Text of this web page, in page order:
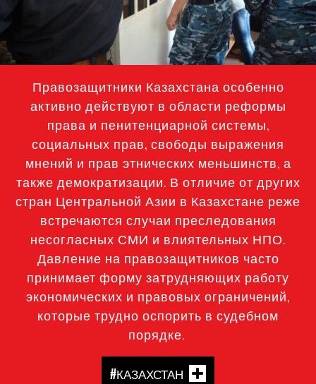
Правозащитники Казахстана особенно
активно действуют в области реформы
права и пенитенциарной системы,
социальных прав, свободы выражения
мнений и прав этнических меньшинств, а
также демократизации. В отличие от других
стран Центральной Азии в Казахстане реже
встречаются случаи преследования
несогласных СМИ и влиятельных НПО.
Давление на правозащитников часто
принимает форму затрудняющих работу
экономических и правовых ограничений,
которые трудно оспорить в судебном
порядке.
#КАЗАХСТАН